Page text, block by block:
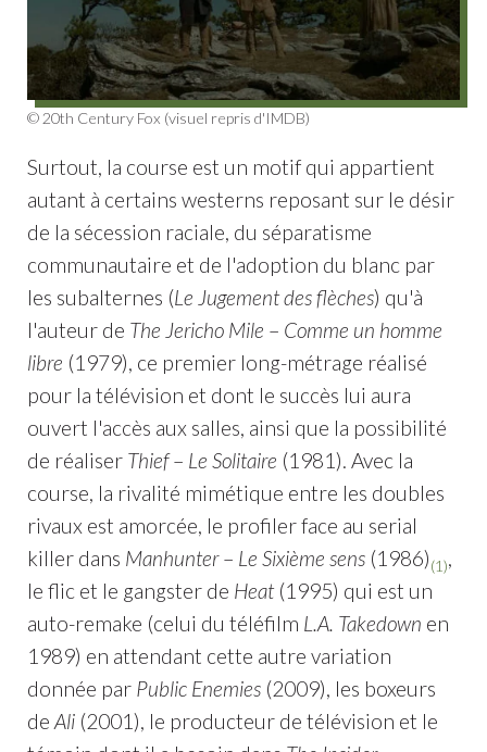
© 20th Century Fox (visuel repris d'IMDB)
Surtout, la course est un motif qui appartient
autant à certains westerns reposant sur le désir
de la sécession raciale, du séparatisme
communautaire et de l'adoption du blanc par
les subalternes (Le Jugement des flèches) qu'à
l'auteur de The Jericho Mile – Comme un homme
libre (1979), ce premier long-métrage réalisé
pour la télévision et dont le succès lui aura
ouvert l'accès aux salles, ainsi que la possibilité
de réaliser Thief– Le Solitaire (1981). Avec la
course, la rivalité mimétique entre les doubles
rivaux est amorcée, le profiler face au serial
killer dans Manhunter– Le Sixième sens(1986)(1),
le flic et le gangster de Heat(1995) qui est un
auto-remake (celui du téléfilm L.A. Takedown en
1989) en attendant cette autre variation
donnée par Public Enemies(2009), les boxeurs
de Ali(2001), le producteur de télévision et le